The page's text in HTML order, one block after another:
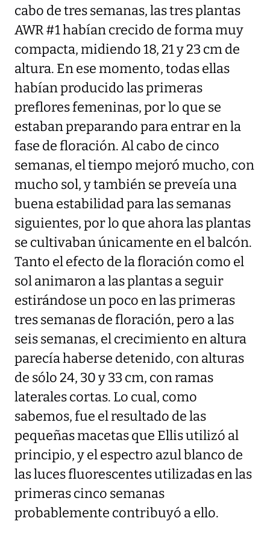
cabo de tres semanas, las tres plantas
AWR #1 habían crecido de forma muy
compacta, midiendo 18, 21 y 23 cm de
altura. En ese momento, todas ellas
habían producido las primeras
preflores femeninas, por lo que se
estaban preparando para entrar en la
fase de floración. Al cabo de cinco
semanas, el tiempo mejoró mucho, con
mucho sol, y también se preveía una
buena estabilidad para las semanas
siguientes, por lo que ahora las plantas
se cultivaban únicamente en el balcón.
Tanto el efecto de la floración como el
sol animaron a las plantas a seguir
estirándose un poco en las primeras
tres semanas de floración, pero a las
seis semanas, el crecimiento en altura
parecía haberse detenido, con alturas
de sólo 24, 30 y 33 cm, con ramas
laterales cortas. Lo cual, como
sabemos, fue el resultado de las
pequeñas macetas que Ellis utilizó al
principio, y el espectro azul blanco de
las luces fluorescentes utilizadas en las
primeras cinco semanas
probablemente contribuyó a ello.